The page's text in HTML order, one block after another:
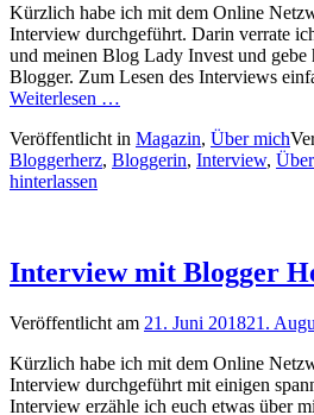
Kürzlich habe ich mit dem Online
Interview durchgeführt. Darin verrate
und meinen Blog Lady Invest und
Blogger. Zum Lesen des Interviews
Weiterlesen …
Veröffentlicht in Magazin, Über mich
Bloggerherz, Bloggerin, Interview,
hinterlassen
Interview mit Blogger
Veröffentlicht am 21. Juni 201821.
Kürzlich habe ich mit dem Online
Interview durchgeführt mit einigen
Interview erzähle ich euch etwas über